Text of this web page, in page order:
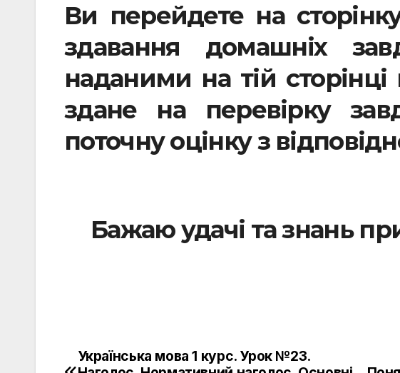
Ви перейдете на
здавання домашніх
наданими на тій
здане на перевірку
поточну оцінку з
Бажаю удачі та знань
Навигация
Українська мова 1 курс. Урок №23.